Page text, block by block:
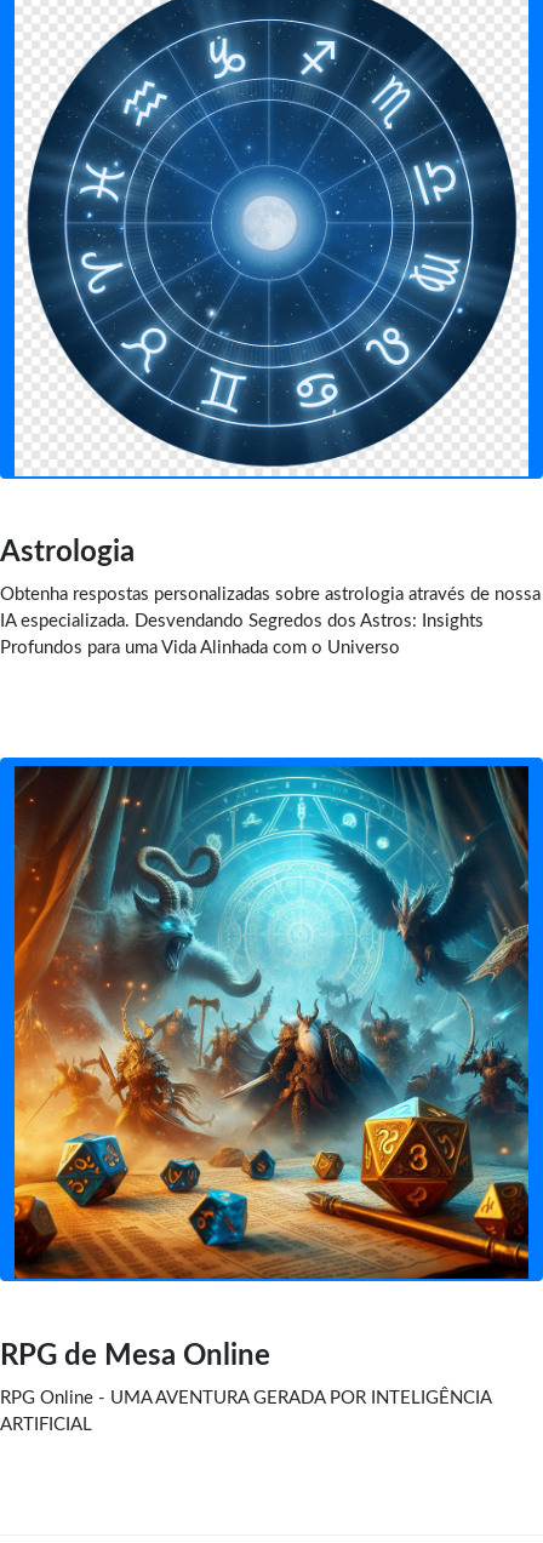
Astrologia
Obtenha respostas personalizadas sobre astrologia através de nossa
IA especializada. Desvendando Segredos dos Astros: Insights
Profundos para uma Vida Alinhada com o Universo
RPG de Mesa Online
RPG Online - UMA AVENTURA GERADA POR INTELIGÊNCIA
ARTIFICIAL